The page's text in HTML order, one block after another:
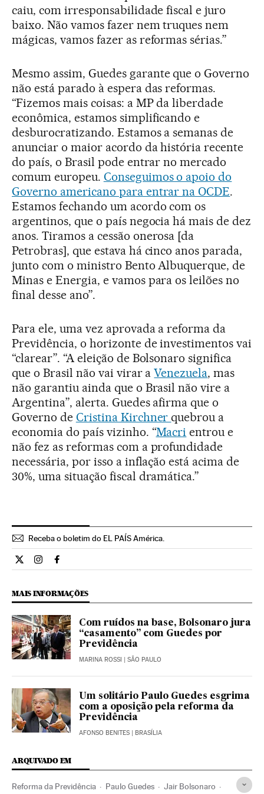
caiu, com irresponsabilidade fiscal e juro
baixo. Não vamos fazer nem truques nem
mágicas, vamos fazer as reformas sérias.”
Mesmo assim, Guedes garante que o Governo
não está parado à espera das reformas.
“Fizemos mais coisas: a MP da liberdade
econômica, estamos simplificando e
desburocratizando. Estamos a semanas de
anunciar o maior acordo da história recente
do país, o Brasil pode entrar no mercado
comum europeu. Conseguimos o apoio do
Governo americano para entrar na OCDE.
Estamos fechando um acordo com os
argentinos, que o país negocia há mais de dez
anos. Tiramos a cessão onerosa [da
Petrobras], que estava há cinco anos parada,
junto com o ministro Bento Albuquerque, de
Minas e Energia, e vamos para os leilões no
final desse ano”.
Para ele, uma vez aprovada a reforma da
Previdência, o horizonte de investimentos vai
“clarear”. “A eleição de Bolsonaro significa
que o Brasil não vai virar aVenezuela, mas
não garantiu ainda que o Brasil não vire a
Argentina”, alerta. Guedes afirma que o
Governo de Cristina Kirchnerquebrou a
economia do país vizinho. “Macri entrou e
não fez as reformas com a profundidade
necessária, por isso a inflação está acima de
30%, uma situação fiscal dramática.”
Receba o boletim do EL PAÍS América.
Economia El País Brasil en Twitter
Economia El País Brasil en Instagram
Economia El País Brasil en Facebook
MAIS INFORMAÇÕES
Com ruídos na base, Bolsonaro jura
“casamento” com Guedes por
Previdência
MARINA ROSSI | SÃO PAULO
Um solitário Paulo Guedes esgrima
com a oposição pela reforma da
Previdência
AFONSO BENITES | BRASÍLIA
ARQUIVADO EM
Reforma da Previdência Paulo Guedes Jair Bolsonaro